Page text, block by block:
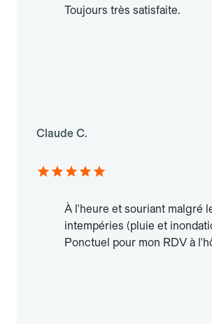
Toujours très satisfaite.
Claude C.
À l'heure et souriant malgré
intempéries (pluie et
Ponctuel pour mon RDV à